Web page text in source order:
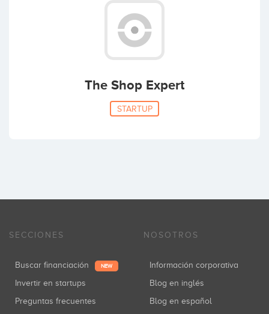
The Shop Expert
STARTUP
SECCIONES
Buscar financiación NEW
Invertir en startups
Preguntas frecuentes
NOSOTROS
Información corporativa
Blog en inglés
Blog en español